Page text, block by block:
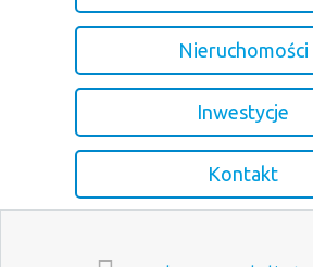
Nieruchomości
Inwestycje
Kontakt